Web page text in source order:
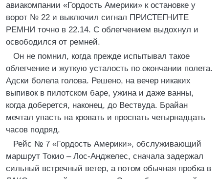
авиакомпании «Гордость Америки» к остановке у
ворот № 22 и выключил сигнал ПРИСТЕГНИТЕ
РЕМНИ точно в 22.14. С облегчением выдохнул и
освободился от ремней.
Он не помнил, когда прежде испытывал такое
облегчение и жуткую усталость по окончании полета.
Адски болела голова. Решено, на вечер никаких
выпивок в пилотском баре, ужина и даже ванны,
когда доберется, наконец, до Вествуда. Брайан
мечтал упасть на кровать и проспать четырнадцать
часов подряд.
Рейс № 7 «Гордость Америки», обслуживающий
маршрут Токио – Лос-Анджелес, сначала задержал
сильный встречный ветер, а потом обычная пробка в